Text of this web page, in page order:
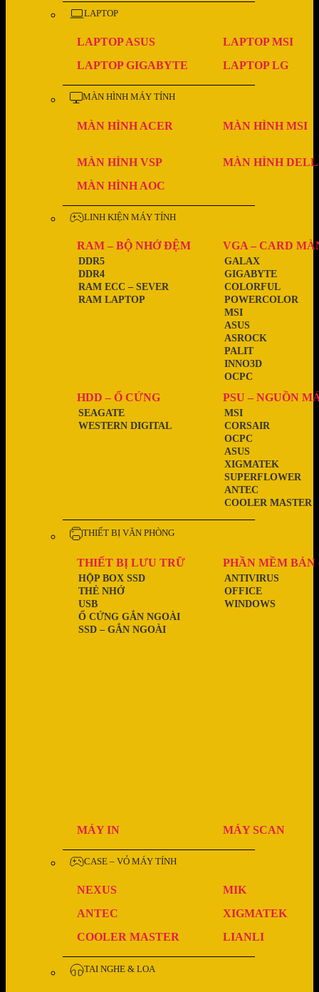
LAPTOP
LAPTOP ASUS
LAPTOP MSI
LAPTOP GIGABYTE
LAPTOP LG
MÀN HÌNH MÁY TÍNH
MÀN HÌNH ACER MÀN HÌNH MSI
MÀN HÌNH VSP
MÀN HÌNH DELL
MÀN HÌNH AOC
LINH KIỆN MÁY TÍNH
RAM – BỘ NHỚ ĐỆM
RAM LAPTOP
RAM ECC – SEVER
DDR4
DDR5
VGA – CARD
OCPC
INNO3D
PALIT
ASROCK
ASUS
MSI
POWERCOLOR
COLORFUL
GIGABYTE
GALAX
HDD – Ổ CỨNG
WESTERN DIGITAL
SEAGATE
PSU – NGUỒN
COOLER MASTER
ANTEC
SUPERFLOWER
XIGMATEK
ASUS
OCPC
CORSAIR
MSI
THIẾT BỊ VĂN PHÒNG
THIẾT BỊ LƯU TRỮ
SSD – GẮN NGOÀI
Ổ CỨNG GẮN NGOÀI
USB
THẺ NHỚ
HỘP BOX SSD
PHẦN MỀM BẢN
WINDOWS
OFFICE
ANTIVIRUS
MÁY IN MÁY SCAN
CASE – VỎ MÁY TÍNH
NEXUS
MIK
ANTEC
XIGMATEK
COOLER MASTER
LIANLI
TAI NGHE & LOA